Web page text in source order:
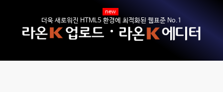
new
더욱 새로워진 HTML5 환경에 최적화된 웹표준 No.1